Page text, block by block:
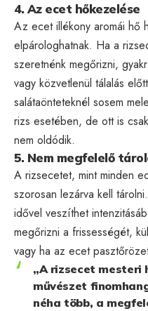
4. Az ecet hőkezelése
Az ecet illékony aromái hő
elpárologhatnak. Ha a
szeretnénk megőrizni,
vagy közvetlenül tálalás
salátaönteteknél sosem
rizs esetében, de ott is
nem oldódik.
5. Nem megfelelő
A rizsecetet, mint minden
szorosan lezárva kell
idővel veszíthet
megőrizni a frissességét,
vagy ha az ecet
„A rizsecet mesteri
művészet
néha több, a